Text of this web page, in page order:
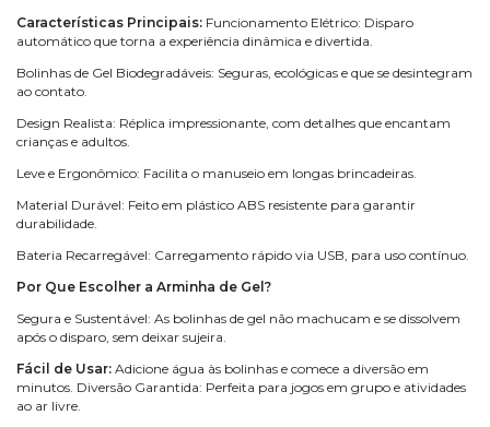
Características Principais: Funcionamento Elétrico: Disparo
automático que torna a experiência dinâmica e divertida.
Bolinhas de Gel Biodegradáveis: Seguras, ecológicas e que se desintegram
ao contato.
Design Realista: Réplica impressionante, com detalhes que encantam
crianças e adultos.
Leve e Ergonômico: Facilita o manuseio em longas brincadeiras.
Material Durável: Feito em plástico ABS resistente para garantir
durabilidade.
Bateria Recarregável: Carregamento rápido via USB, para uso contínuo.
Por Que Escolher a Arminha de Gel?
Segura e Sustentável: As bolinhas de gel não machucam e se dissolvem
após o disparo, sem deixar sujeira.
Fácil de Usar: Adicione água às bolinhas e comece a diversão em
minutos. Diversão Garantida: Perfeita para jogos em grupo e atividades
ao ar livre.